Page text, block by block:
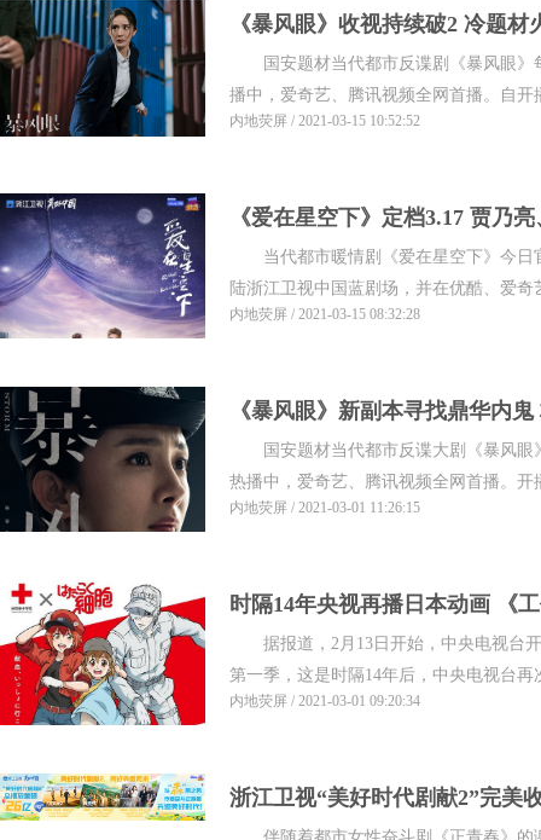
《暴风眼》收视持续破2 冷题
国安题材当代都市反谍剧《暴风眼》
播中，爱奇艺、腾讯视频全网首播。自开
内地荧屏 / 2021-03-15 10:52:52
《爱在星空下》定档3.17 贾乃
版“演员的诞生”
当代都市暖情剧《爱在星空下》今日
陆浙江卫视中国蓝剧场，并在优酷、爱奇
内地荧屏 / 2021-03-15 08:32:28
《暴风眼》新副本寻找鼎华内
国安题材当代都市反谍大剧《暴风眼
热播中，爱奇艺、腾讯视频全网首播。开
内地荧屏 / 2021-03-01 11:26:15
时隔14年央视再播日本动画 《
等知识
据报道，2月13日开始，中央电视台开
第一季，这是时隔14年后，中央电视台再
内地荧屏 / 2021-03-01 09:20:34
浙江卫视“美好时代剧献2”完美